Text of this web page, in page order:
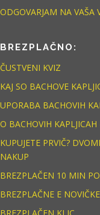
ODGOVARJAM NA VAŠA
BREZPLAČNO:
ČUSTVENI KVIZ
KAJ SO BACHOVE
UPORABA BACHOVIH
O BACHOVIH
KUPUJETE PRVIČ?
NAKUP
BREZPLAČEN 10 MIN
BREZPLAČNE E NOVIČKE